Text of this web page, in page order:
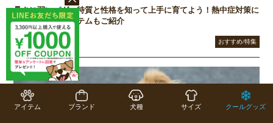
アイテム ブランド 犬種 サイズ クールグッズ
暑さに弱いパグ、特質と性格を知って上手に育てよう！熱中症対策に
あると便利なアイテムもご紹介
2026/07/07 おすすめ/特集